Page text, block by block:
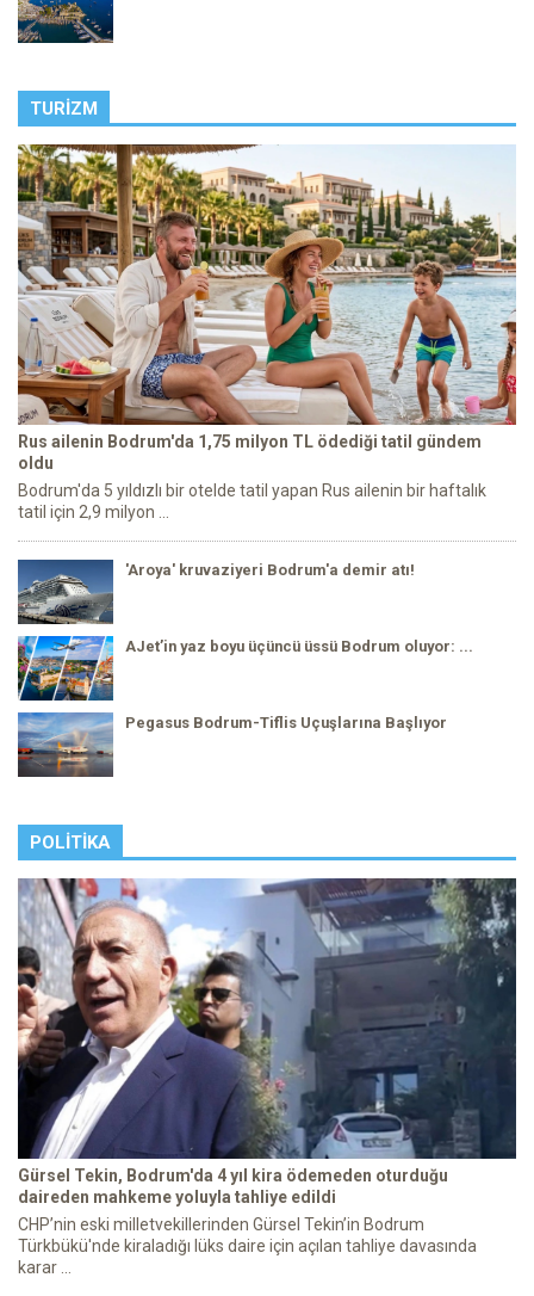
TURIZM
Rus ailenin Bodrum'da 1,75 milyon TL ödediği tatil gündem
oldu
Bodrum'da 5 yıldızlı bir otelde tatil yapan Rus ailenin bir haftalık
tatil için 2,9 milyon ...
'Aroya' kruvaziyeri Bodrum'a demir atı!
AJet’in yaz boyu üçüncü üssü Bodrum oluyor: ...
Pegasus Bodrum-Tiflis Uçuşlarına Başlıyor
POLITIKA
Gürsel Tekin, Bodrum'da 4 yıl kira ödemeden oturduğu
daireden mahkeme yoluyla tahliye edildi
CHP’nin eski milletvekillerinden Gürsel Tekin’in Bodrum
Türkbükü'nde kiraladığı lüks daire için açılan tahliye davasında
karar ...